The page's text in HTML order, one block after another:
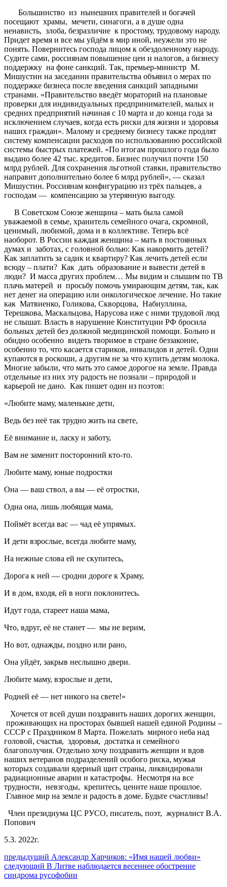
Большинство из нынешних правителей и богачей
посещают храмы, мечети, синагоги, а в душе одна
ненависть, злоба, безразличие к простому, трудовому народу.
Придет время и все мы уйдём в мир иной, неужели это не
понять. Повернитесь господа лицом к обездоленному народу.
Судите сами, россиянам повышение цен и налогов, а бизнесу
поддержку на фоне санкций. Так, премьер-министр М.
Мишустин на заседании правительства объявил о мерах по
поддержке бизнеса после введения санкций западными
странами. «Правительство введёт мораторий на плановые
проверки для индивидуальных предпринимателей, малых и
средних предприятий начиная с 10 марта и до конца года за
исключением случаев, когда есть риски для жизни и здоровья
наших граждан». Малому и среднему бизнесу также продлят
систему компенсации расходов по использованию российской
системы быстрых платежей. «По итогам прошлого года было
выдано более 42 тыс. кредитов. Бизнес получил почти 150
млрд рублей. Для сохранения льготной ставки, правительство
направит дополнительно более 6 млрд рублей», — сказал
Мишустин. Россиянам конфигурацию из трёх пальцев, а
господам — компенсацию за утерянную выгоду.
В Советском Союзе женщина – мать была самой
уважаемой в семье, хранитель семейного очага, скромной,
ценимый, любимой, дома и в коллективе. Теперь всё
наоборот. В России каждая женщина – мать в постоянных
думах и заботах, с головной болью: Как накормить детей?
Как заплатить за садик и квартиру? Как лечить детей если
всюду – плати? Как дать образование и вывести детей в
люди? И масса других проблем… Мы видим и слышим по ТВ
плачь матерей и просьбу помочь умирающим детям, так, как
нет денег на операцию или онкологическое лечение. Но такие
как Матвиенко, Голикова, Скворцова, Набиуллина,
Терешкова, Маскальцова, Нарусова иже с ними трудовой люд
не слышат. Власть в нарушение Конституции РФ бросила
больных детей без должной медицинской помощи. Больно и
обидно особенно видеть творимое в стране беззаконие,
особенно то, что касается стариков, инвалидов и детей. Одни
купаются в роскоши, а другим не за что купить детям молока.
Многие забыли, что мать это самое дорогое на земле. Правда
отдельные из них эту радость не познали – природой и
карьерой не дано. Как пишет один из поэтов:
«Любите маму, маленькие дети,
Ведь без неё так трудно жить на свете,
Её внимание и, ласку и заботу,
Вам не заменит посторонний кто-то.
Любите маму, юные подростки
Она — ваш ствол, а вы — её отростки,
Одна она, лишь любящая мама,
Поймёт всегда вас — чад её упрямых.
И дети взрослые, всегда любите маму,
На нежные слова ей не скупитесь,
Дорога к ней — сродни дороге к Храму,
И в дом, входя, ей в ноги поклонитесь.
Идут года, стареет наша мама,
Что, вдруг, её не станет — мы не верим,
Но вот, однажды, поздно или рано,
Она уйдёт, закрыв неслышно двери.
Любите маму, взрослые и дети,
Родней её — нет никого на свете!»
Хочется от всей души поздравить наших дорогих женщин,
проживающих на просторах бывшей нашей единой Родины –
СССР с Праздником 8 Марта. Пожелать мирного неба над
головой, счастья, здоровья, достатка и семейного
благополучия. Отдельно хочу поздравить женщин и вдов
наших ветеранов подразделений особого риска, мужья
которых создавали ядерный щит страны, ликвидировали
радиационные аварии и катастрофы. Несмотря на все
трудности, невзгоды, крепитесь, цените наше прошлое.
Главное мир на земле и радость в доме. Будьте счастливы!
Член президиума ЦС РУСО, писатель, поэт, журналист В.А.
Попович
5.3. 2022г.
Навигация
по
предыдущий Предыдущий
пост:
Александр Харчиков: «Имя нашей любви»
следующий Следующее
сообщение:
В Литве наблюдается весеннее обострение
синдрома русофобии